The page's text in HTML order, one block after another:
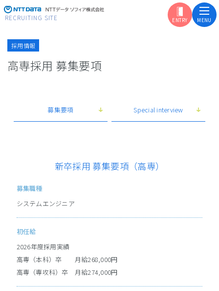
RECRUITING SITE
まずはここから ソフィアの自己紹介
メッセージ
こんなことをやっています ソフィアの事業を紹介
ソフィアが担う
どのように進むのか
開発とは
こんなことに携わります ソフィアの仕事を紹介
採用情報
高専採用 募集要項
募集要項 Special interview
新卒採用 募集要項（高専）
募集職種
システムエンジニア
初任給
2026年度採用実績
高専（本科）卒 月給268,000円
高専（専攻科）卒 月給274,000円